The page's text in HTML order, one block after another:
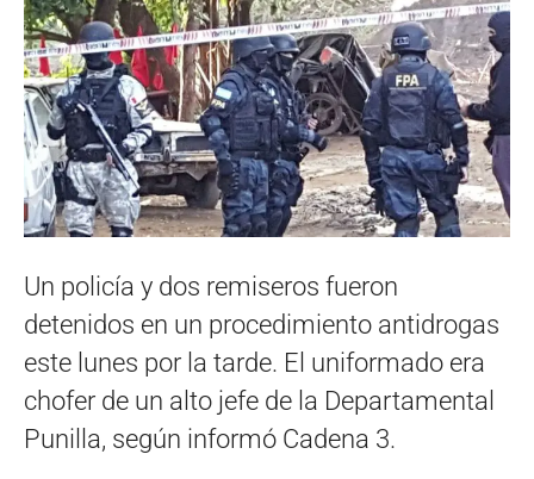
Un policía y dos remiseros fueron
detenidos en un procedimiento antidrogas
este lunes por la tarde. El uniformado era
chofer de un alto jefe de la Departamental
Punilla, según informó Cadena 3.